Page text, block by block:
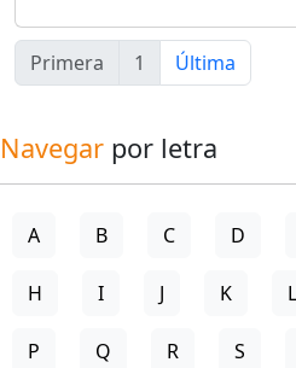
Primera 1 Última
Navegar por letra
A B C D
H I J K L
P Q R S